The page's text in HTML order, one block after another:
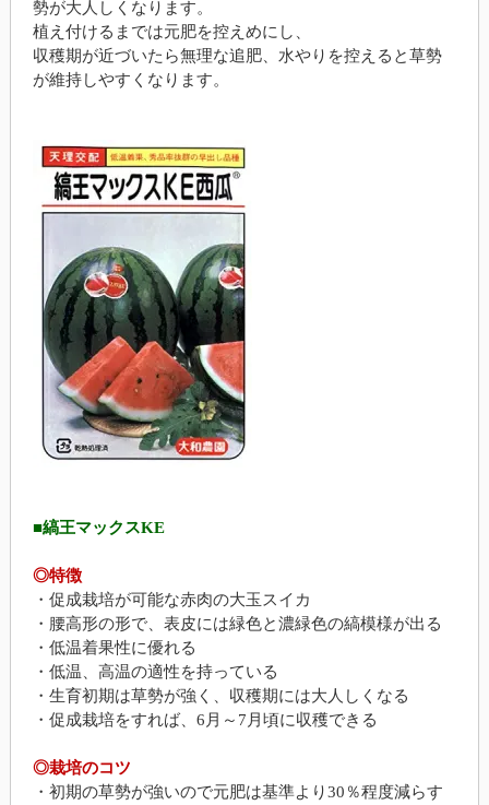
勢が大人しくなります。
植え付けるまでは元肥を控えめにし、
収穫期が近づいたら無理な追肥、水やりを控えると草勢
が維持しやすくなります。
■縞王マックスKE
◎特徴
・促成栽培が可能な赤肉の大玉スイカ
・腰高形の形で、表皮には緑色と濃緑色の縞模様が出る
・低温着果性に優れる
・低温、高温の適性を持っている
・生育初期は草勢が強く、収穫期には大人しくなる
・促成栽培をすれば、6月～7月頃に収穫できる
◎栽培のコツ
・初期の草勢が強いので元肥は基準より30％程度減らす